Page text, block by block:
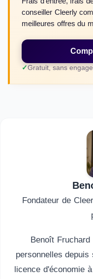
conseiller Cleerly
meilleures offres du
Gratuit, sans
Fondateur de
Benoît
personnelles
licence d'économie